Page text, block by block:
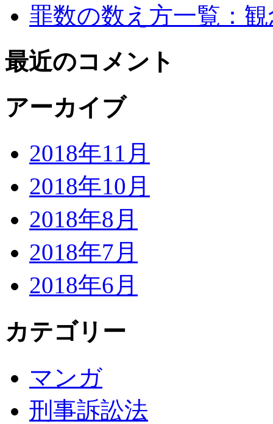
罪数の数え方一覧：
最近のコメント
アーカイブ
2018年11月
2018年10月
2018年8月
2018年7月
2018年6月
カテゴリー
マンガ
刑事訴訟法